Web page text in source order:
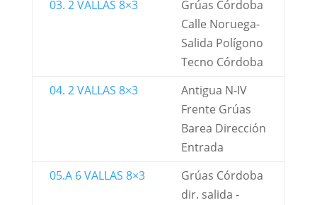
03. 2 VALLAS 8×3
Grúas Córdoba
Calle Noruega-
Salida Polígono
Tecno Córdoba
04. 2 VALLAS 8×3
Antigua N-IV
Frente Grúas
Barea Dirección
Entrada
05.A 6 VALLAS 8×3
Grúas Córdoba
dir. salida -